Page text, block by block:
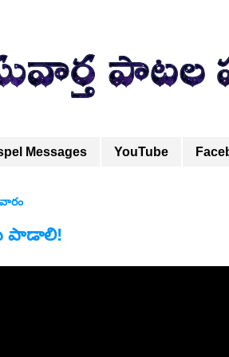
Messages YouTube
పాడాలి!